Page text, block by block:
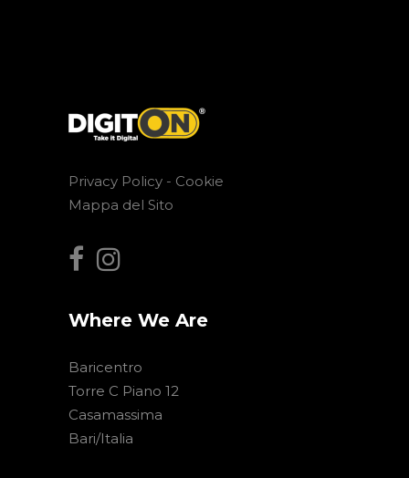
Privacy Policy - Cookie
Mappa del Sito
Where We Are
Baricentro
Torre C Piano 12
Casamassima
Bari/Italia